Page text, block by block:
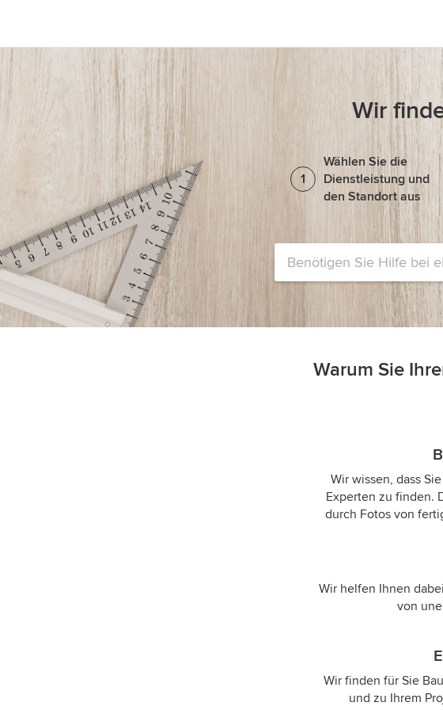
Wir
1
Wählen Sie die
Dienstleistung und
den Standort aus
Warum Sie
Wir wissen, dass
Experten zu finden.
durch Fotos von
Wir helfen Ihnen
von
Wir finden für Sie
und zu Ihrem